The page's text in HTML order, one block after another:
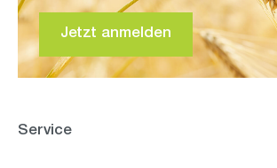
Jetzt anmelden
Service